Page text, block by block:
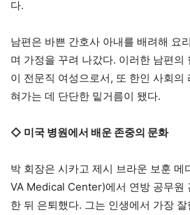
다.
남편은 바쁜 간호사 아내를 배려해 요
며 가정을 꾸려 나갔다. 이러한 남편의
이 전문직 여성으로서, 또 한인 사회의
혀가는 데 단단한 밑거름이 됐다.
◇ 미국 병원에서 배운 존중의 문화
박 회장은 시카고 제시 브라운 보훈
VA Medical Center)에서 연방 공무원
한 뒤 은퇴했다. 그는 인생에서 가장 잘